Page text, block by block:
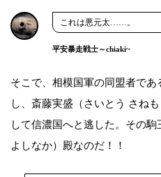
これは悪元太……。
平安暴走戦士～chiaki~
そこで、相模国軍の同盟者で
し、斎藤実盛（さいとう さね
して信濃国へと逃した。その駒
よしなか）殿なのだ！！